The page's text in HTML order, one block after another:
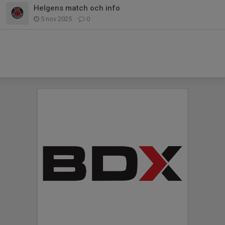
Helgens match och info
5 nov 2025 0